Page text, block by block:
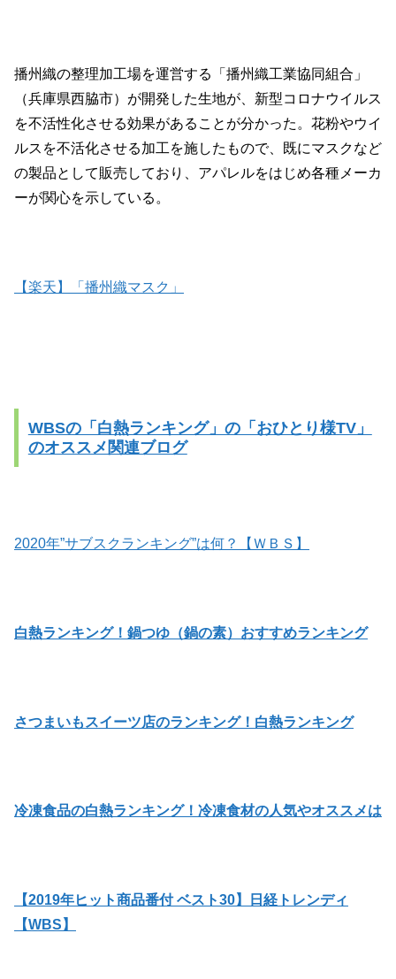
播州織の整理加工場を運営する「播州織工業協同組合」
（兵庫県西脇市）が開発した生地が、新型コロナウイルス
を不活性化させる効果があることが分かった。花粉やウイ
ルスを不活化させる加工を施したもので、既にマスクなど
の製品として販売しており、アパレルをはじめ各種メーカ
ーが関心を示している。
【楽天】「播州織マスク」
WBSの「白熱ランキング」の「おひとり様TV」
のオススメ関連ブログ
2020年”サブスクランキング”は何？【ＷＢＳ】
白熱ランキング！鍋つゆ（鍋の素）おすすめランキング
さつまいもスイーツ店のランキング！白熱ランキング
冷凍食品の白熱ランキング！冷凍食材の人気やオススメは
【2019年ヒット商品番付 ベスト30】日経トレンディ
【WBS】